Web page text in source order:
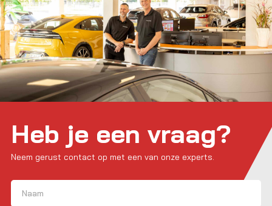
Heb je een vraag?
Neem gerust contact op met een van onze experts.
Naam